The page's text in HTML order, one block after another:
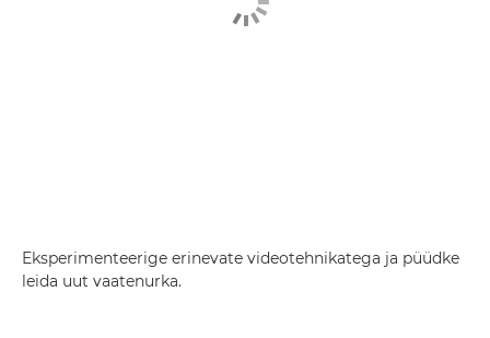
Eksperimenteerige erinevate videotehnikatega ja püüdke
leida uut vaatenurka.